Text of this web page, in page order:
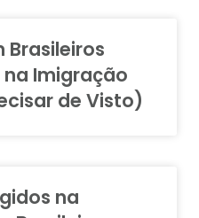
Brasileiros
na Imigração
de Visto)
na